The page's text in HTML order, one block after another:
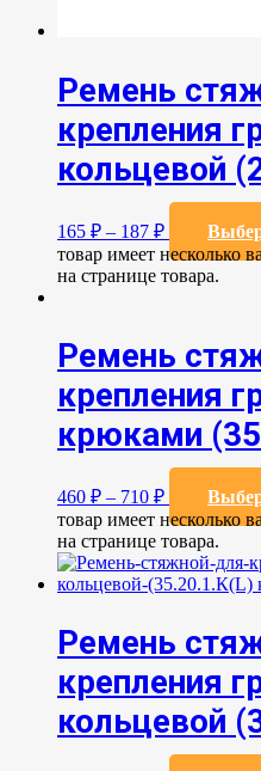
Ремень
крепления
кольцевой
165 ₽ – 187 ₽
товар имеет несколько
на странице товара.
Ремень
крепления
крюками
460 ₽ – 710 ₽
товар имеет несколько
на странице товара.
Ремень
крепления
кольцевой